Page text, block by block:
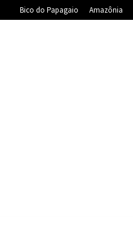
Bico do Papagaio Amazônia